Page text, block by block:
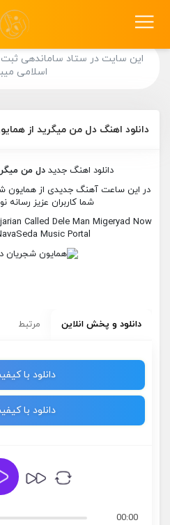
این سایت در ستاد ساماندهی
اسلامی
دانلود اهنگ دل من میگرید از
دانلود اهنگ جدیددل من
در این ساعت آهنگ جدیدی از همایون
شما کاربران عزیز رسانه
Called Dele Man Migeryad Now
Music Portal
دانلود و پخش انلاین مرتبط
دانلود با کیفیت
دانلود با کیفیت
00:00